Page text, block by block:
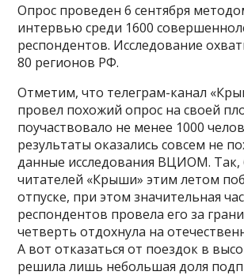
Опрос проведен 6 сентября
интервью среди 1600
респондентов. Исследование
80 регионов РФ.
Отметим, что телеграм-канал
провел похожий опрос на своей
поучаствовало не менее 1000
результаты оказались совсем не
данные исследования ВЦИОМ. Так,
читателей «Крыши» этим летом
отпуске, при этом значительная
респондентов провела его за
четверть отдохнула на
А вот отказаться от поездок в
решила лишь небольшая доля